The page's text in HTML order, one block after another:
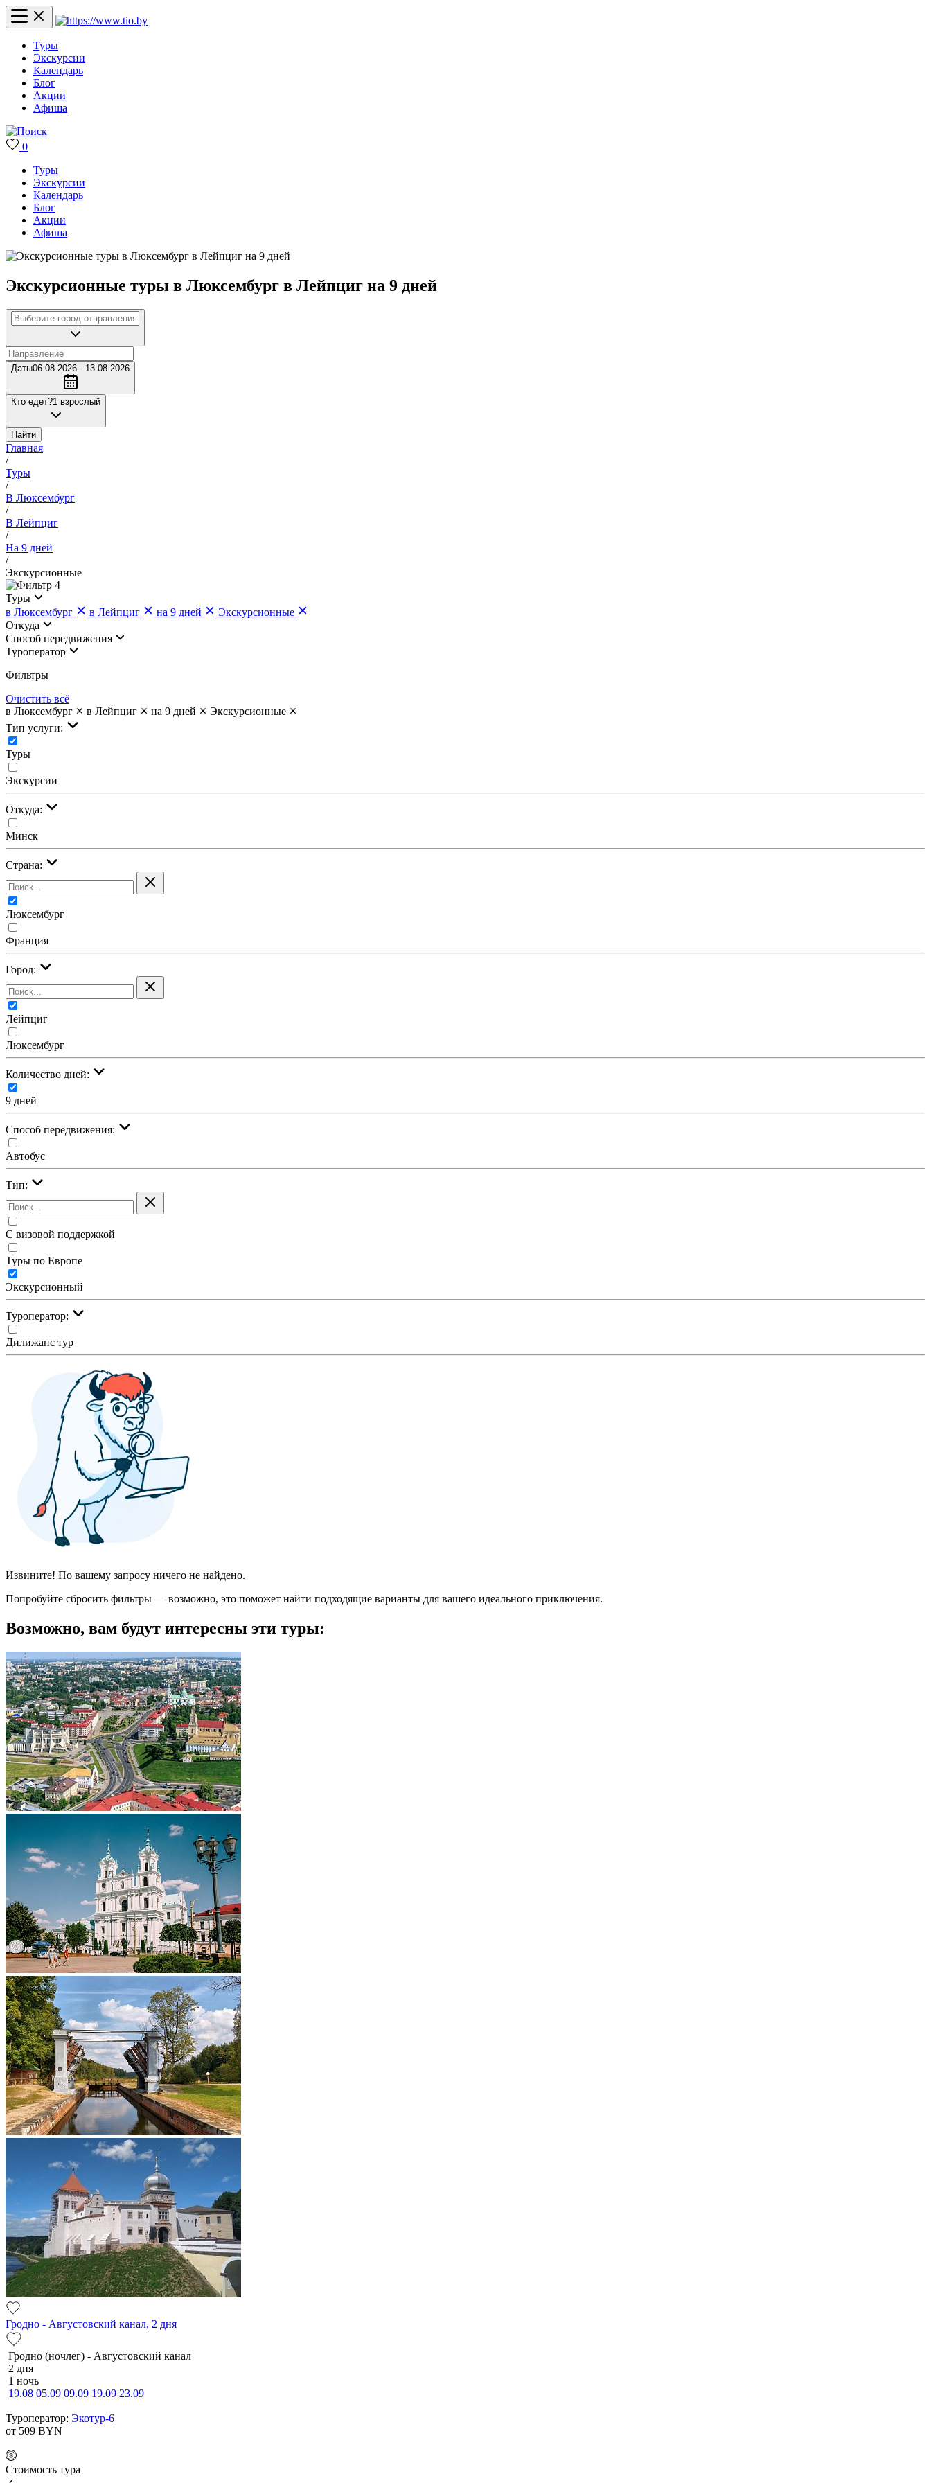
Туры
Экскурсии
Календарь
Блог
Акции
Афиша
0
Туры
Экскурсии
Календарь
Блог
Акции
Афиша
Экскурсионные туры в Люксембург в Лейпциг на 9 дней
Даты06.08.2026 - 13.08.2026
Кто едет?1 взрослый
Найти
Главная
/
Туры
/
В Люксембург
/
В Лейпциг
/
На 9 дней
/
Экскурсионные
4
Туры
в Люксембург
в Лейпциг на 9 дней
Экскурсионные
Откуда
Cпособ передвижения
Туроператор
Фильтры
Очистить всё
в Люксембург
в Лейпциг на 9 дней
Экскурсионные
Тип услуги:
Туры
Экскурсии
Откуда:
Минск
Страна:
Люксембург
Франция
Город:
Лейпциг
Люксембург
Количество дней:
9 дней
Cпособ передвижения:
Автобус
Тип:
С визовой поддержкой
Туры по Европе
Экскурсионный
Туроператор:
Дилижанс тур
Извините! По вашему запросу ничего не найдено.
Попробуйте сбросить фильтры — возможно, это поможет найти подходящие варианты для вашего идеального приключения.
Возможно, вам будут интересны эти туры:
Гродно - Августовский канал, 2 дня
Гродно (ночлег) - Августовский канал
2 дня
1 ночь
19.08 05.09 09.09 19.09 23.09
Туроператор: Экотур-6
от 509 BYN
Cтоимость тура